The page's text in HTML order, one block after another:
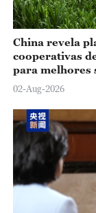
China revela
cooperativas
para melhores
02-Aug-2026